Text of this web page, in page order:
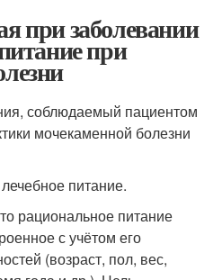
при заболевании
при
соблюдаемый пациентом
мочекаменной болезни
питание.
рациональное питание
с учётом его
(возраст, пол, вес,